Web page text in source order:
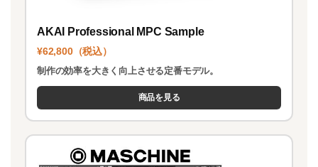
AKAI Professional MPC Sample
¥62,800（税込）
制作の効率を大きく向上させる定番モデル。
商品を見る